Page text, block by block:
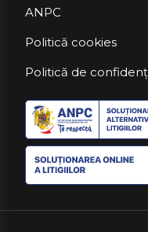
ANPC
Politică cookies
Politică de